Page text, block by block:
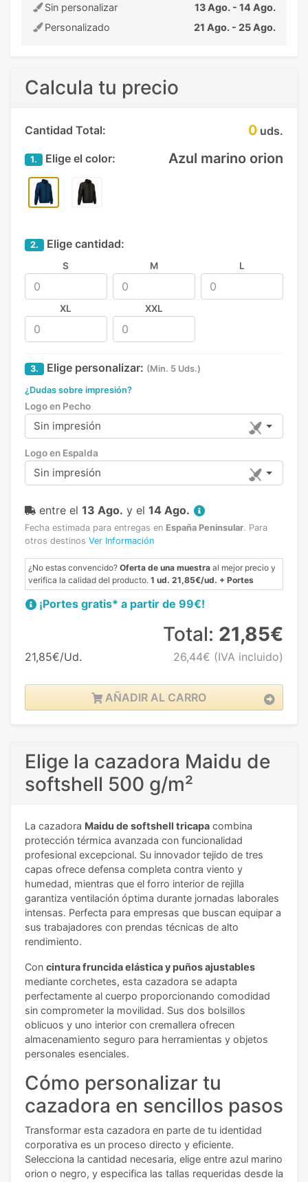
Sin personalizar
13 Ago. - 14 Ago.
Personalizado
21 Ago. - 25 Ago.
Calcula tu precio
Cantidad Total: 0 uds.
1. Elige el color: Azul marino orion
2. Elige cantidad:
S M L
XL XXL
3. Elige personalizar: (Min. 5 Uds.)
¿Dudas sobre impresión?
Logo en Pecho
Sin impresión
Logo en Espalda
Sin impresión
entre el 13 Ago. y el 14 Ago.
Fecha estimada para entregas en España Peninsular. Para
otros destinos Ver Información
¿No estas convencido? Oferta de una muestra al mejor precio y
verifica la calidad del producto. 1 ud. 21,85€/ud. + Portes
¡Portes gratis* a partir de 99€!
21,85€/Ud.
Total: 21,85€
26,44€ (IVA incluido)
AÑADIR AL CARRO
Elige la cazadora Maidu de
softshell 500 g/m²
La cazadora Maidu de softshell tricapa combina
protección térmica avanzada con funcionalidad
profesional excepcional. Su innovador tejido de tres
capas ofrece defensa completa contra viento y
humedad, mientras que el forro interior de rejilla
garantiza ventilación óptima durante jornadas laborales
intensas. Perfecta para empresas que buscan equipar a
sus trabajadores con prendas técnicas de alto
rendimiento.
Con cintura fruncida elástica y puños ajustables
mediante corchetes, esta cazadora se adapta
perfectamente al cuerpo proporcionando comodidad
sin comprometer la movilidad. Sus dos bolsillos
oblicuos y uno interior con cremallera ofrecen
almacenamiento seguro para herramientas y objetos
personales esenciales.
Cómo personalizar tu
cazadora en sencillos pasos
Transformar esta cazadora en parte de tu identidad
corporativa es un proceso directo y eficiente.
Selecciona la cantidad necesaria, elige entre azul marino
orion o negro, y especifica las tallas requeridas desde la